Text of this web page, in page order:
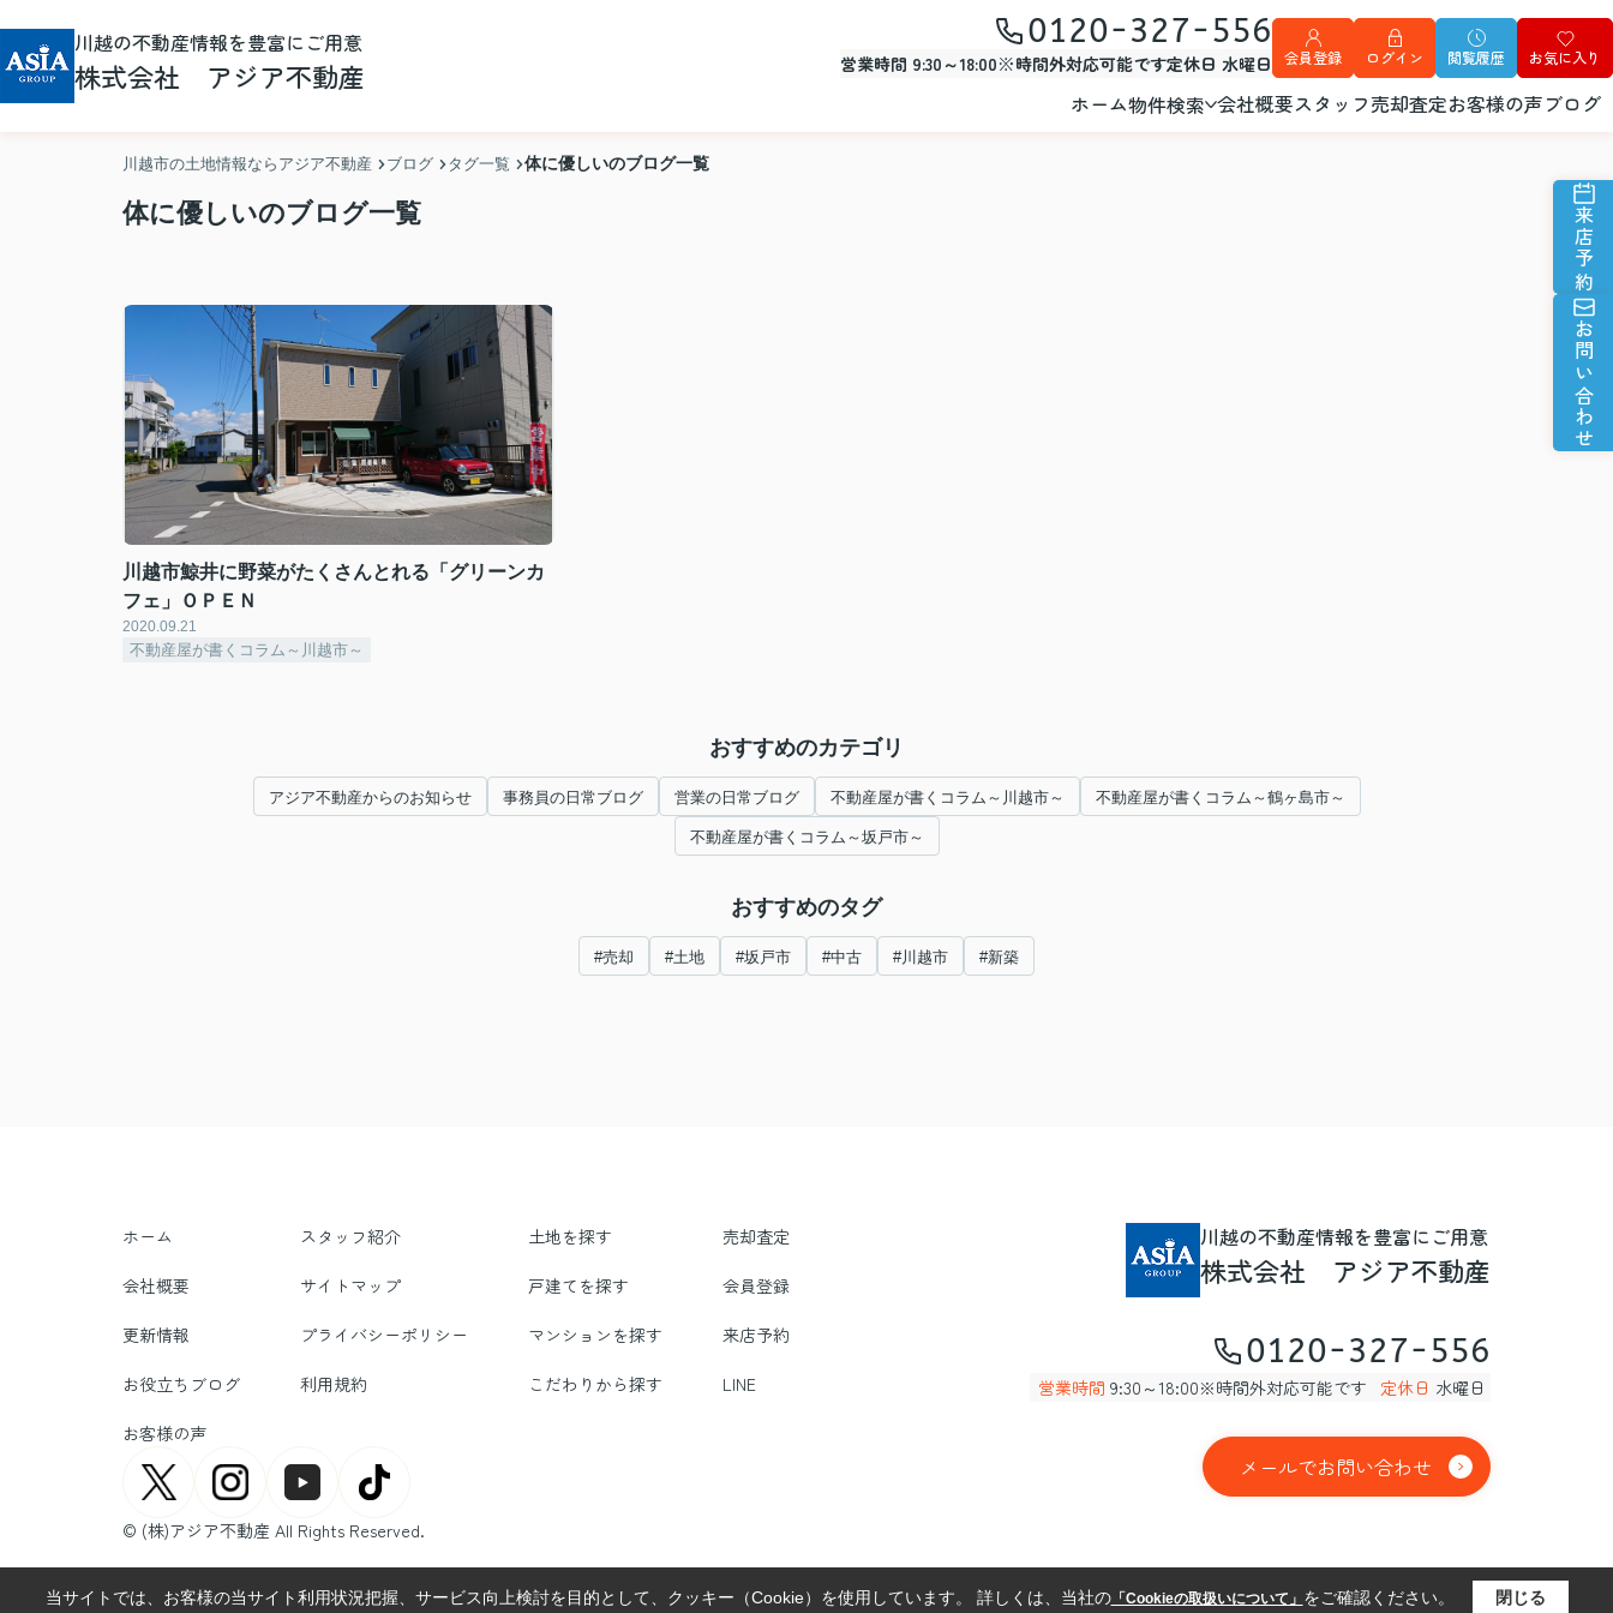
川越の不動産情報を豊富にご用意
株式会社 アジア不動産
0120-327-556
営業時間 9:30～18:00※時間外対応可能です定休日 水曜日 会員登録 ログイン 閲覧履歴 お気に入り
ホーム物件検索 会社概要スタッフ売却査定お客様の声ブログ
来店予約
お問い合わせ
川越市の土地情報ならアジア不動産 ブログ タグ一覧 体に優しいのブログ一覧
体に優しいのブログ一覧
川越市鯨井に野菜がたくさんとれる「グリーンカ
フェ」ＯＰＥＮ
2020.09.21
不動産屋が書くコラム～川越市～
おすすめのカテゴリ
アジア不動産からのお知らせ 事務員の日常ブログ 営業の日常ブログ 不動産屋が書くコラム～川越市～ 不動産屋が書くコラム～鶴ヶ島市～
不動産屋が書くコラム～坂戸市～
おすすめのタグ
#売却 #土地 #坂戸市 #中古 #川越市 #新築
ホーム スタッフ紹介 土地を探す 売却査定
会社概要 サイトマップ 戸建てを探す 会員登録
更新情報 プライバシーポリシー マンションを探す 来店予約
お役立ちブログ 利用規約 こだわりから探す LINE
お客様の声
© (株)アジア不動産 All Rights Reserved.
川越の不動産情報を豊富にご用意
株式会社 アジア不動産
0120-327-556
営業時間 9:30～18:00※時間外対応可能です 定休日 水曜日
メールでお問い合わせ
当サイトでは、お客様の当サイト利用状況把握、サービス向上検討を目的として、クッキー（Cookie）を使用しています。 詳しくは、当社の「Cookieの取扱いについて」 をご確認ください。 閉じる